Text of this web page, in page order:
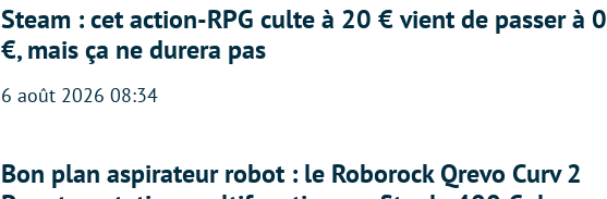
Steam : cet action-RPG culte à 20 € vient de passer à 0
€, mais ça ne durera pas
6 août 2026 08:34
Bon plan aspirateur robot : le Roborock Qrevo Curv 2